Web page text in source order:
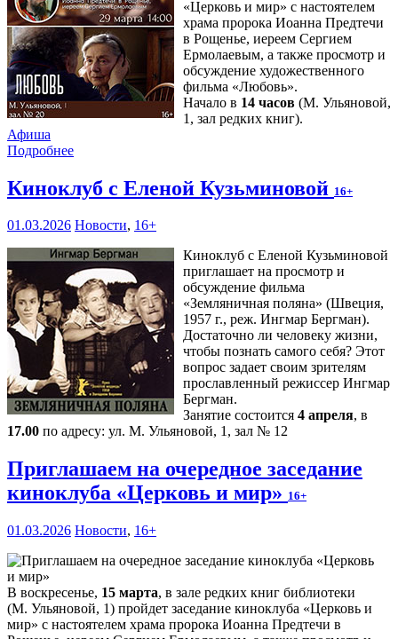
«Церковь и мир» с настоятелем
храма пророка Иоанна Предтечи
в Рощенье, иереем Сергием
Ермолаевым, а также просмотр и
обсуждение художественного
фильма «Любовь».
Начало в 14 часов (М. Ульяновой,
1, зал редких книг).
Афиша
Подробнее
Киноклуб с Еленой Кузьминовой 16+
01.03.2026 Новости, 16+
Киноклуб с Еленой Кузьминовой
приглашает на просмотр и
обсуждение фильма
«Земляничная поляна» (Швеция,
1957 г., реж. Ингмар Бергман).
Достаточно ли человеку жизни,
чтобы познать самого себя? Этот
вопрос задает своим зрителям
прославленный режиссер Ингмар
Бергман.
Занятие состоится 4 апреля, в
17.00 по адресу: ул. М. Ульяновой, 1, зал № 12
Приглашаем на очередное заседание
киноклуба «Церковь и мир» 16+
01.03.2026 Новости, 16+
В воскресенье, 15 марта, в зале редких книг библиотеки
(М. Ульяновой, 1) пройдет заседание киноклуба «Церковь и
мир» с настоятелем храма пророка Иоанна Предтечи в